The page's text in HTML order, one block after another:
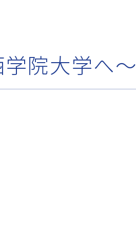
院大学へ～